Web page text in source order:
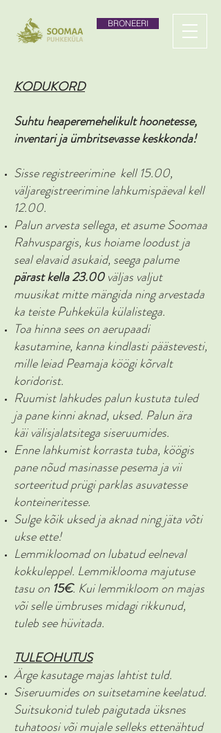
BRONEERI
KODUKORD
Suhtu heaperemehelikult hoonetesse,
inventari ja ümbritsevasse keskkonda!
Sisse registreerimine kell 15.00,
väljaregistreerimine lahkumispäeval kell
12.00.
Palun arvesta sellega, et asume Soomaa
Rahvuspargis, kus hoiame loodust ja
seal elavaid asukaid, seega palume
pärast kella 23.00väljas valjut
muusikat mitte mängida ning arvestada
ka teiste Puhkeküla külalistega.
Toa hinna sees on aerupaadi
kasutamine, kanna kindlasti päästevesti,
mille leiad Peamaja köögi kõrvalt
koridorist.
Ruumist lahkudes palun kustuta tuled
ja pane kinni aknad, uksed. Palun ära
käi välisjalatsitega siseruumides.
Enne lahkumist korrasta tuba, köögis
pane nõud masinasse pesema ja vii
sorteeritud prügi parklas asuvatesse
konteineritesse.
Sulge kõik uksed ja aknad ning jäta võti
ukse ette!
Lemmikloomad on lubatud eelneval
kokkuleppel. Lemmiklooma majutuse
tasu on 15€. Kui lemmikloom on majas
või selle ümbruses midagi rikkunud,
tuleb see hüvitada.
TULEOHUTUS
Ärge kasutage majas lahtist tuld.
Siseruumides on suitsetamine keelatud.
Suitsukonid tuleb paigutada üksnes
tuhatoosi või mujale selleks ettenähtud